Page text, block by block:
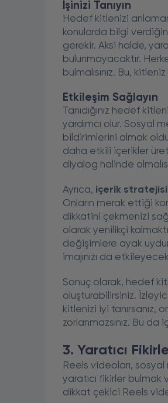
İşinizi Tanıyın
Hedef kitlenizi
konularda bilgi
gerekir. Aksi halde,
bulunmayacaktır.
bulmalısınız. Bu,
Etkileşim Sağlayın
Tanıdığınız hedef
yardımcı olur. Sosyal
bildirimlerini almak
daha etkili içerikler
diyalog halinde
Ayrıca, içerik stratejisi
Onların merak ettiği
dikkatini çekmenizi
olarak yenilikçi
değişimlere ayak
imajınızı da
Sonuç olarak, hedef
oluşturabilirsiniz.
kitlenizi iyi tanırsanız,
zorlanmazsınız. Bu da
3. Yaratıcı
Reels videoları, sosyal
yaratıcı fikirler bulmak
dikkat çekici Reels